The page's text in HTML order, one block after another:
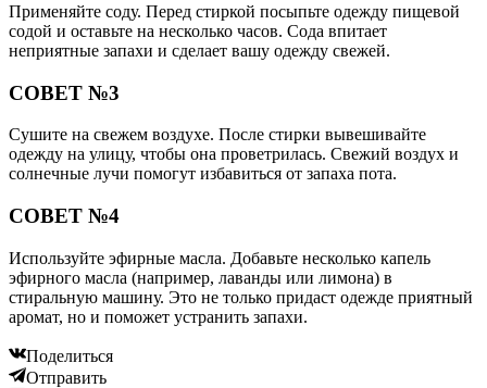
Применяйте соду. Перед стиркой посыпьте одежду пищевой
содой и оставьте на несколько часов. Сода впитает
неприятные запахи и сделает вашу одежду свежей.
СОВЕТ №3
Сушите на свежем воздухе. После стирки вывешивайте
одежду на улицу, чтобы она проветрилась. Свежий воздух и
солнечные лучи помогут избавиться от запаха пота.
СОВЕТ №4
Используйте эфирные масла. Добавьте несколько капель
эфирного масла (например, лаванды или лимона) в
стиральную машину. Это не только придаст одежде приятный
аромат, но и поможет устранить запахи.
Поделиться
Отправить